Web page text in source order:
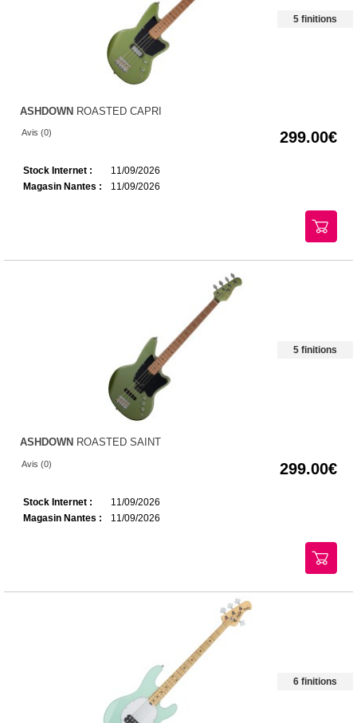
5 finitions
ASHDOWN ROASTED CAPRI
Avis (0) 299.00
Stock Internet :
11/09/2026
Magasin Nantes :
11/09/2026
5 finitions
ASHDOWN ROASTED SAINT
Avis (0) 299.00
Stock Internet :
11/09/2026
Magasin Nantes :
11/09/2026
6 finitions